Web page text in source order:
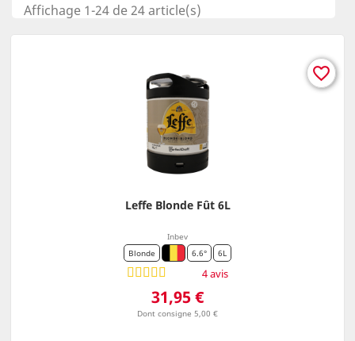
Affichage 1-24 de 24 article(s)
Leffe Blonde Fût 6L
Inbev
Blonde
6.6° 6L
4 avis
Prix
31,95 €
Dont consigne 5,00 €
favorite_border